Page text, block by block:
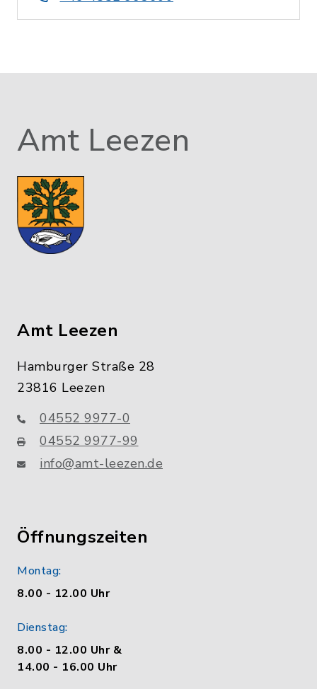
Amt Leezen
Amt Leezen
Hamburger Straße 28
23816 Leezen
04552 9977-0
04552 9977-99
info@amt-leezen.de
Öffnungszeiten
Montag:
8.00 - 12.00 Uhr
Dienstag:
8.00 - 12.00 Uhr &
14.00 - 16.00 Uhr